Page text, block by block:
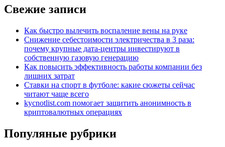
Свежие записи
Как быстро вылечить воспаление вены на руке
Снижение себестоимости электричества в 3 раза:
почему крупные дата-центры инвестируют в
собственную газовую генерацию
Как повысить эффективность работы компании без
лишних затрат
Ставки на спорт в футболе: какие сюжеты сейчас
читают чаще всего
kycnotlist.com помогает защитить анонимность в
криптовалютных операциях
Популяные рубрики